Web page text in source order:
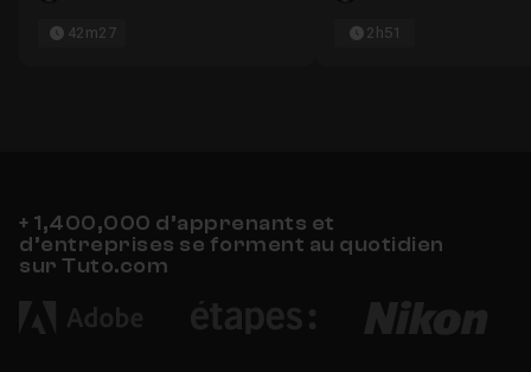
42m27 2h51
+ 1,400,000 d’apprenants et
d’entreprises se forment au quotidien
sur Tuto.com